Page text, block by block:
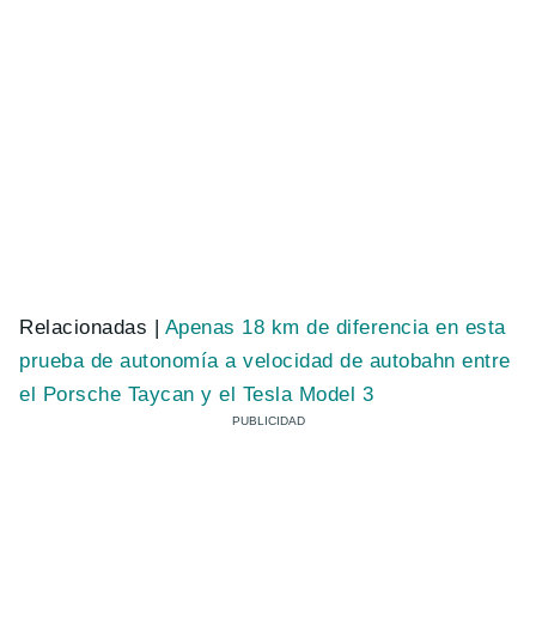
Relacionadas | Apenas 18 km de diferencia en esta
prueba de autonomía a velocidad de autobahn entre
el Porsche Taycan y el Tesla Model 3